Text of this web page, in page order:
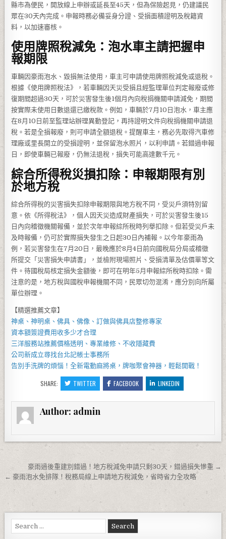
縣市為便民，開放線上申辦或延長至45天，但為保險起見，仍建議民
眾在30天內完成。申報時務必備妥身分證、受損面積證明及稅籍資
料，以加速審核。
使用牌照稅減免：泡水車主請把握申
報期限
車輛因豪雨泡水、毀損無法使用，車主可申請使用牌照稅減免或退稅。
根據《使用牌照稅法》，若車輛因天災受損且經監理單位判定報廢或修
復期間超過30天，可於災害發生後1個月內向稅捐機關申請減免，期間
按實際未使用日數退還已繳稅款。例如，車輛於7月10日泡水，車主應
在8月10日前至監理站辦理異動登記，再持證明文件向稅捐機關申請退
稅。若是全損報廢，則可申請全額退稅。提醒車主，務必先取得汽車修
理廠或里長開立的受損證明，並保留泡水照片，以利申請。若錯過申報
日，即使車輛已報廢，仍無法退稅，損失可能高達數千元。
綜合所得稅災損扣除：申報期限有別
於地方稅
綜合所得稅的災害損失扣除申報期限與地方稅不同，受災戶須特別留
意。依《所得稅法》，個人因天災造成財產損失，可於災害發生後15
日內向稽徵機關報備，並於次年申報綜所稅時列舉扣除。但若受災戶未
及時報備，仍可於實際損失發生之日起30日內補報。以今年豪雨為
例，若災害發生在7月20日，最晚應於8月4日前向國稅局分局或稽徵
所提交「災害損失申請書」，並檢附現場照片、受損清單及估價單等文
件。待國稅局核定損失金額後，即可在明年5月申報綜所稅時扣除。需
注意的是，地方稅與國稅申報機關不同，民眾切勿混淆，應分別向所屬
單位辦理。
【精選推薦文章】
神桌、神明桌 、佛具 、佛像、訂做與佛具店整修專家
資本額簽證費用 收多少才合理
三洋服務站推薦價格透明、專業維修、不收隱藏費
公司新成立尋找台北記帳士事務所
告別手洗牌的煩惱！全新電動麻將桌 ，牌咖聚會神器，輕鬆開戰！
SHARE: TWITTER FACEBOOK LINKEDIN
Author: admin
文章導覽
豪雨過後重建別錯過！地方稅減免申請只剩30天，錯過損失慘重 →
← 豪雨泡水免排隊！稅務局線上申請地方稅減免，省時省力全攻略
Search for: